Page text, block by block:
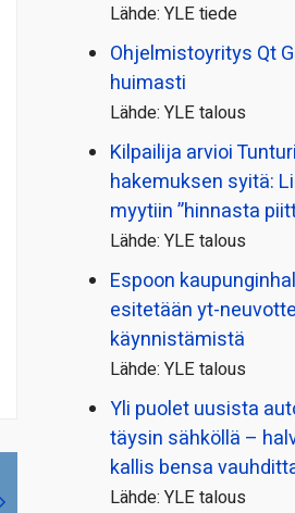
Lähde: YLE tiede
Ohjelmistoyritys Qt
huimasti
Lähde: YLE talous
Kilpailija arvioi
hakemuksen syitä:
myytiin ”hinnasta
Lähde: YLE talous
Espoon
esitetään yt-
käynnistämistä
Lähde: YLE talous
Yli puolet uusista
täysin sähköllä –
kallis bensa
Lähde: YLE talous